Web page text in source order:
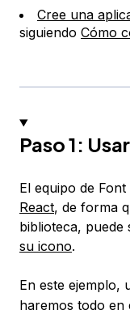
Cree una
siguiendo Cómo
Paso 1:
El equipo de
React, de forma
biblioteca, puede
su icono.
En este ejemplo,
haremos todo en